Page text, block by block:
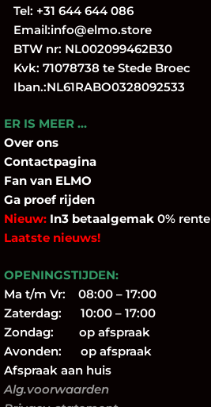
Tel: +31 644 644 086
Email:info@elmo.store
BTW nr: NL002099462B30
Kvk: 71078738 te Stede Broec
Iban.:NL61RABO0328092533
ER IS MEER …
Over ons
Contactpagina
Fan van ELMO
Ga proef rijden
Nieuw: In3 betaalgemak 0% rente
Laatste nieuws!
OPENINGSTIJDEN:
Ma t/m Vr: 08:00 – 17:00
Zaterdag: 10:00 – 17:00
Zondag: op afspraak
Avonden: op afspraak
Afspraak aan huis
Alg.voorwaarden